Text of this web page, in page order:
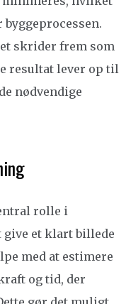
skrider frem som
resultat lever op til
nødvendige
rolle i
give et klart billede
med at estimere
og tid, der